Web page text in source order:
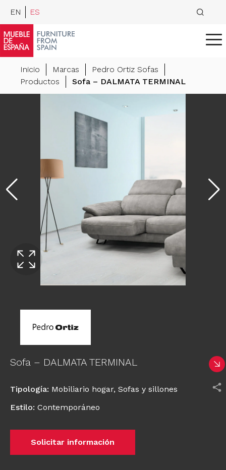
EN ES
Inicio Marcas
Pedro Ortiz Sofas
Productos
Sofa – DALMATA TERMINAL
Sofa – DALMATA TERMINAL
Tipología: Mobiliario hogar, Sofas y sillones
Estilo: Contemporáneo
Solicitar información